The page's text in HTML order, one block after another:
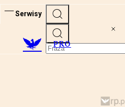
Serwisy
PRO